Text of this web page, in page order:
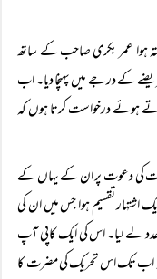
ہوا عمر بکری صاحب کے ساتھ
کے درجے میں پہنچا دیا۔ اب
درخواست کرتا ہوں کہ
کی دعوت پر ان کے یہاں کے
اشتہار تقسیم ہوا جس میں ان کی
لے لیا۔ اس کی ایک کاپی آپ
کہ اب تک اس تحریک کی مضرت کا